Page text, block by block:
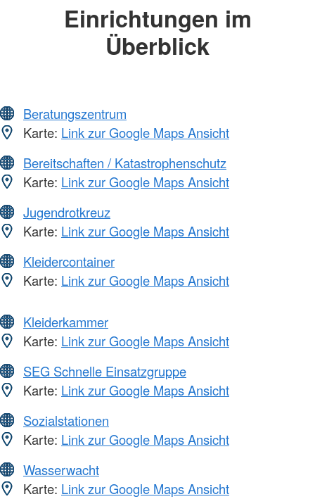
Einrichtungen im
Überblick
Beratungszentrum
Karte: Link zur Google Maps Ansicht
Bereitschaften / Katastrophenschutz
Karte: Link zur Google Maps Ansicht
Jugendrotkreuz
Karte: Link zur Google Maps Ansicht
Kleidercontainer
Karte: Link zur Google Maps Ansicht
Kleiderkammer
Karte: Link zur Google Maps Ansicht
SEG Schnelle Einsatzgruppe
Karte: Link zur Google Maps Ansicht
Sozialstationen
Karte: Link zur Google Maps Ansicht
Wasserwacht
Karte: Link zur Google Maps Ansicht